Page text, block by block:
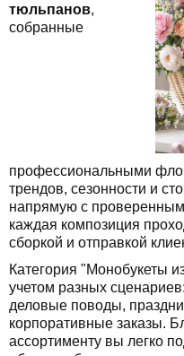
тюльпанов,
собранные
профессиональными
трендов, сезонности и
напрямую с
каждая композиция
сборкой и отправкой
Категория "Монобукеты
учетом разных
деловые поводы,
корпоративные заказы.
ассортименту вы легко